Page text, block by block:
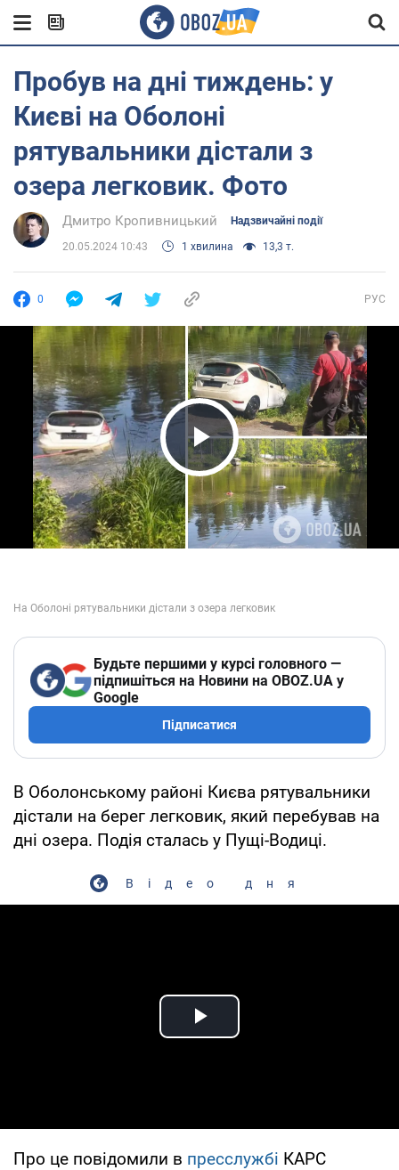
Пробув на дні тиждень: у
Києві на Оболоні
рятувальники дістали з
озера легковик. Фото
Дмитро Кропивницький Надзвичайні події
20.05.2024 10:43 1 хвилина 13,3 т.
0 РУС
Play Video
Будьте першими у курсі головного —
підпишіться на Новини на OBOZ.UA у
Google
Підписатися
В Оболонському районі Києва рятувальники
дістали на берег легковик, який перебував на
дні озера. Подія сталась у Пущі-Водиці.
Відео дня
Play Video
Про це повідомили в пресслужбі КАРС